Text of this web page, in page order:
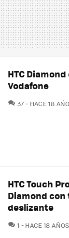
HTC
Vodafone
37COMENTARIOS
HACE 18
HTC Touch
Diamond
deslizante
1 COMENTARIOS
HACE 18 AÑOS